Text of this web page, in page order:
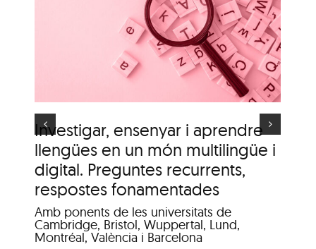
Investigar, ensenyar i aprendre
llengües en un món multilingüe i
digital. Preguntes recurrents,
respostes fonamentades
Amb ponents de les universitats de
Cambridge, Bristol, Wuppertal, Lund,
Montréal, València i Barcelona
Itinerari personal: “El
clima urbà de la ciutat
d’Olot”